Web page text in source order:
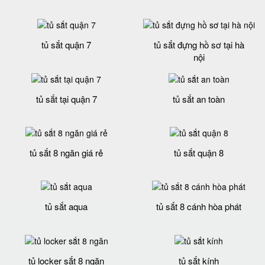
tủ sắt quận 7
tủ sắt đựng hồ sơ tại hà
nội
tủ sắt tại quận 7 tủ sắt an toàn
tủ sắt 8 ngăn giá rẻ tủ sắt quận 8
tủ sắt aqua tủ sắt 8 cánh hòa phát
tủ locker sắt 8 ngăn tủ sắt kính